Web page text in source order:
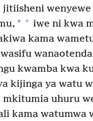
jitiisheni
* + iwe ni kwa
kama
kwamba kwa
kijinga ya watu
mkitumia uhuru
kama watumwa